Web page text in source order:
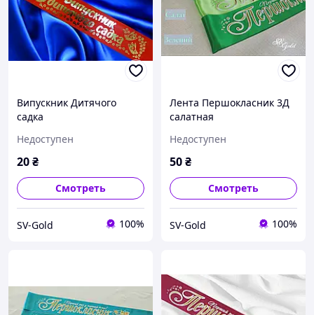
Випускник Дитячого
садка
Недоступен
20₴
Смотреть
SV-Gold 100%
Лента Першокласник 3Д
салатная
Недоступен
50₴
Смотреть
SV-Gold 100%